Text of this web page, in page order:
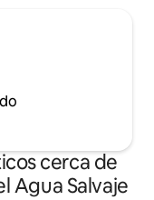
cerca de
Agua Salvaje